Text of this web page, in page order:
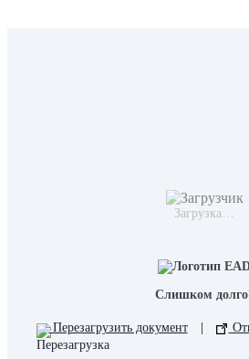
Загрузка…
Слишком
Перезагрузить документ